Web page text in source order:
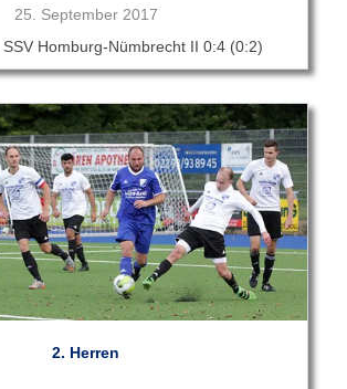
Veröffentlicht
25. September 2017
Homburg-Nümbrecht II 0:4 (0:2)
2. Herren